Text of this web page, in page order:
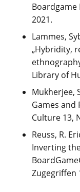
2021.
Lammes,
„Hybridity,
Library of
Mukherjee,
Games and
Culture 13,
Reuss, R.
Inverting
Zugegriffen